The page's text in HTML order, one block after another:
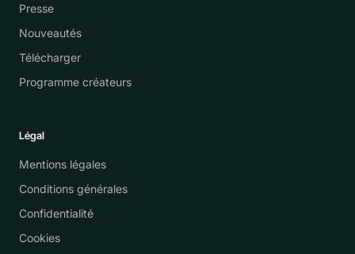
Presse
Nouveautés
Télécharger
Programme créateurs
Légal
Mentions légales
Conditions générales
Confidentialité
Cookies